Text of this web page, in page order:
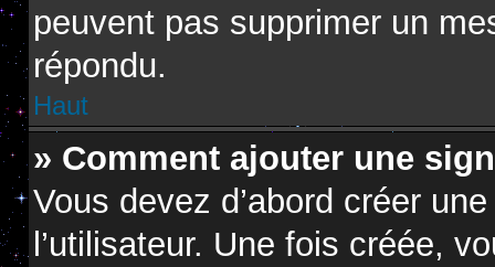
peuvent pas supprimer un
répondu.
Haut
» Comment ajouter une
Vous devez d’abord créer
l’utilisateur. Une fois créée,